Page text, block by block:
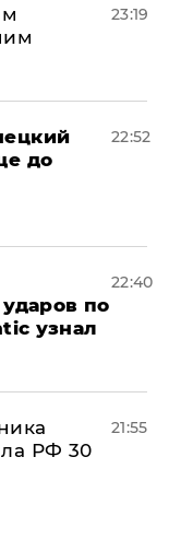
23:19
до
22:52
по
узнал
22:40
РФ 30
21:55